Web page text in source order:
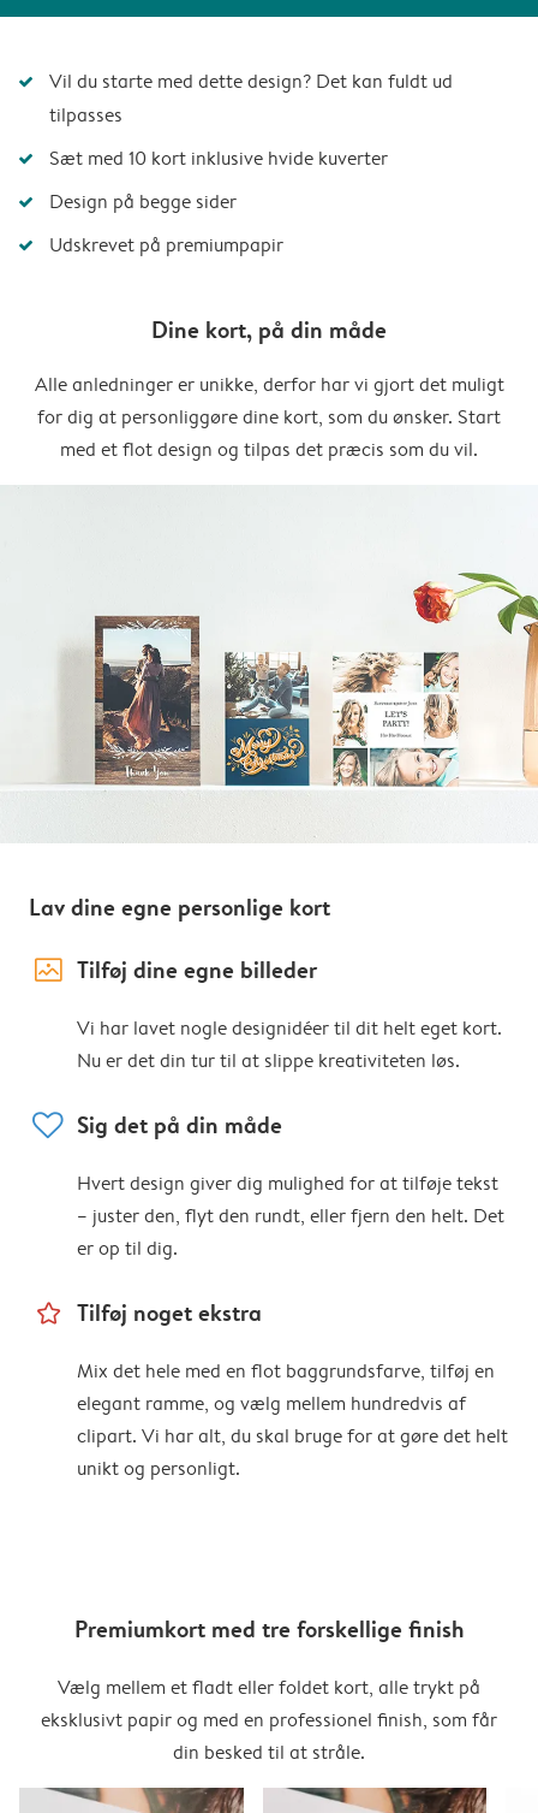
Vil du starte med dette design? Det kan fuldt ud
tilpasses
Sæt med 10 kort inklusive hvide kuverter
Design på begge sider
Udskrevet på premiumpapir
Dine kort, på din måde
Alle anledninger er unikke, derfor har vi gjort det muligt
for dig at personliggøre dine kort, som du ønsker. Start
med et flot design og tilpas det præcis som du vil.
Lav dine egne personlige kort
image_placeholder Tilføj dine egne billeder
Vi har lavet nogle designidéer til dit helt eget kort.
Nu er det din tur til at slippe kreativiteten løs.
heart Sig det på din måde
Hvert design giver dig mulighed for at tilføje tekst
– juster den, flyt den rundt, eller fjern den helt. Det
er op til dig.
star_outline Tilføj noget ekstra
Mix det hele med en flot baggrundsfarve, tilføj en
elegant ramme, og vælg mellem hundredvis af
clipart. Vi har alt, du skal bruge for at gøre det helt
unikt og personligt.
Premiumkort med tre forskellige finish
Vælg mellem et fladt eller foldet kort, alle trykt på
eksklusivt papir og med en professionel finish, som får
din besked til at stråle.